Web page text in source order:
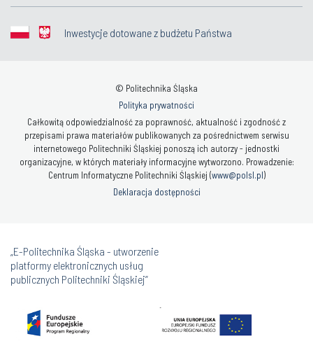
Inwestycje dotowane z budżetu Państwa
© Politechnika Śląska
Polityka prywatności
Całkowitą odpowiedzialność za poprawność, aktualność i zgodność z
przepisami prawa materiałów publikowanych za pośrednictwem serwisu
internetowego Politechniki Śląskiej ponoszą ich autorzy - jednostki
organizacyjne, w których materiały informacyjne wytworzono. Prowadzenie:
Centrum Informatyczne Politechniki Śląskiej (www@polsl.pl)
Deklaracja dostępności
„E-Politechnika Śląska - utworzenie
platformy elektronicznych usług
publicznych Politechniki Śląskiej”